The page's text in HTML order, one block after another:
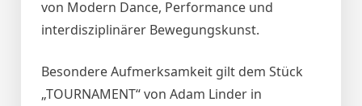
von Modern Dance, Performance und
interdisziplinärer Bewegungskunst.
Besondere Aufmerksamkeit gilt dem Stück
„TOURNAMENT“ von Adam Linder in